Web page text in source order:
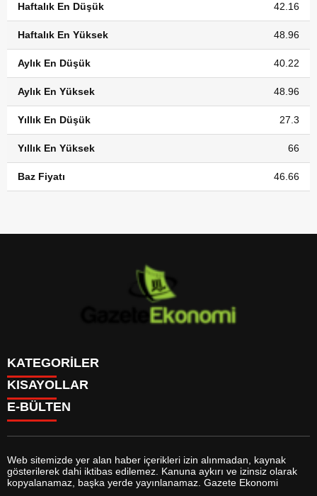
Haftalık En Düşük 42.16
Haftalık En Yüksek 48.96
Aylık En Düşük 40.22
Aylık En Yüksek 48.96
Yıllık En Düşük 27.3
Yıllık En Yüksek 66
Baz Fiyatı 46.66
KATEGORİLER
GÜNDEM
DÜNYA
SİYASET
MAGAZİN
SAĞLIK
EĞİTİM
YAŞAM
KISAYOLLAR
BURÇLAR
FİKSTÜR
FİRMA EKLE
FİRMA REHBERİ
E-BÜLTEN
gazeteekonomi.com e-bültenine abone olarak, tarafınıza haber,
Web sitemizde yer alan haber içerikleri izin alınmadan, kaynak
gösterilerek dahi iktibas edilemez. Kanuna aykırı ve izinsiz olarak
kopyalanamaz, başka yerde yayınlanamaz. Gazete Ekonomi